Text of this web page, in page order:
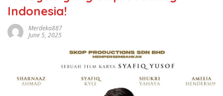
Indonesia!
Merdeka887
June 5, 2025